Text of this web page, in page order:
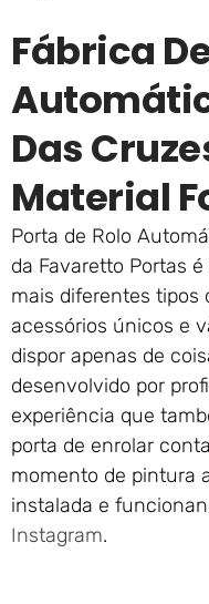
Fábrica
Das
Material
Porta de Rolo
da Favaretto Portas
mais diferentes tipos
acessórios únicos e
dispor apenas de
desenvolvido por
experiência que
porta de enrolar
momento de pintura
instalada e
Instagram.